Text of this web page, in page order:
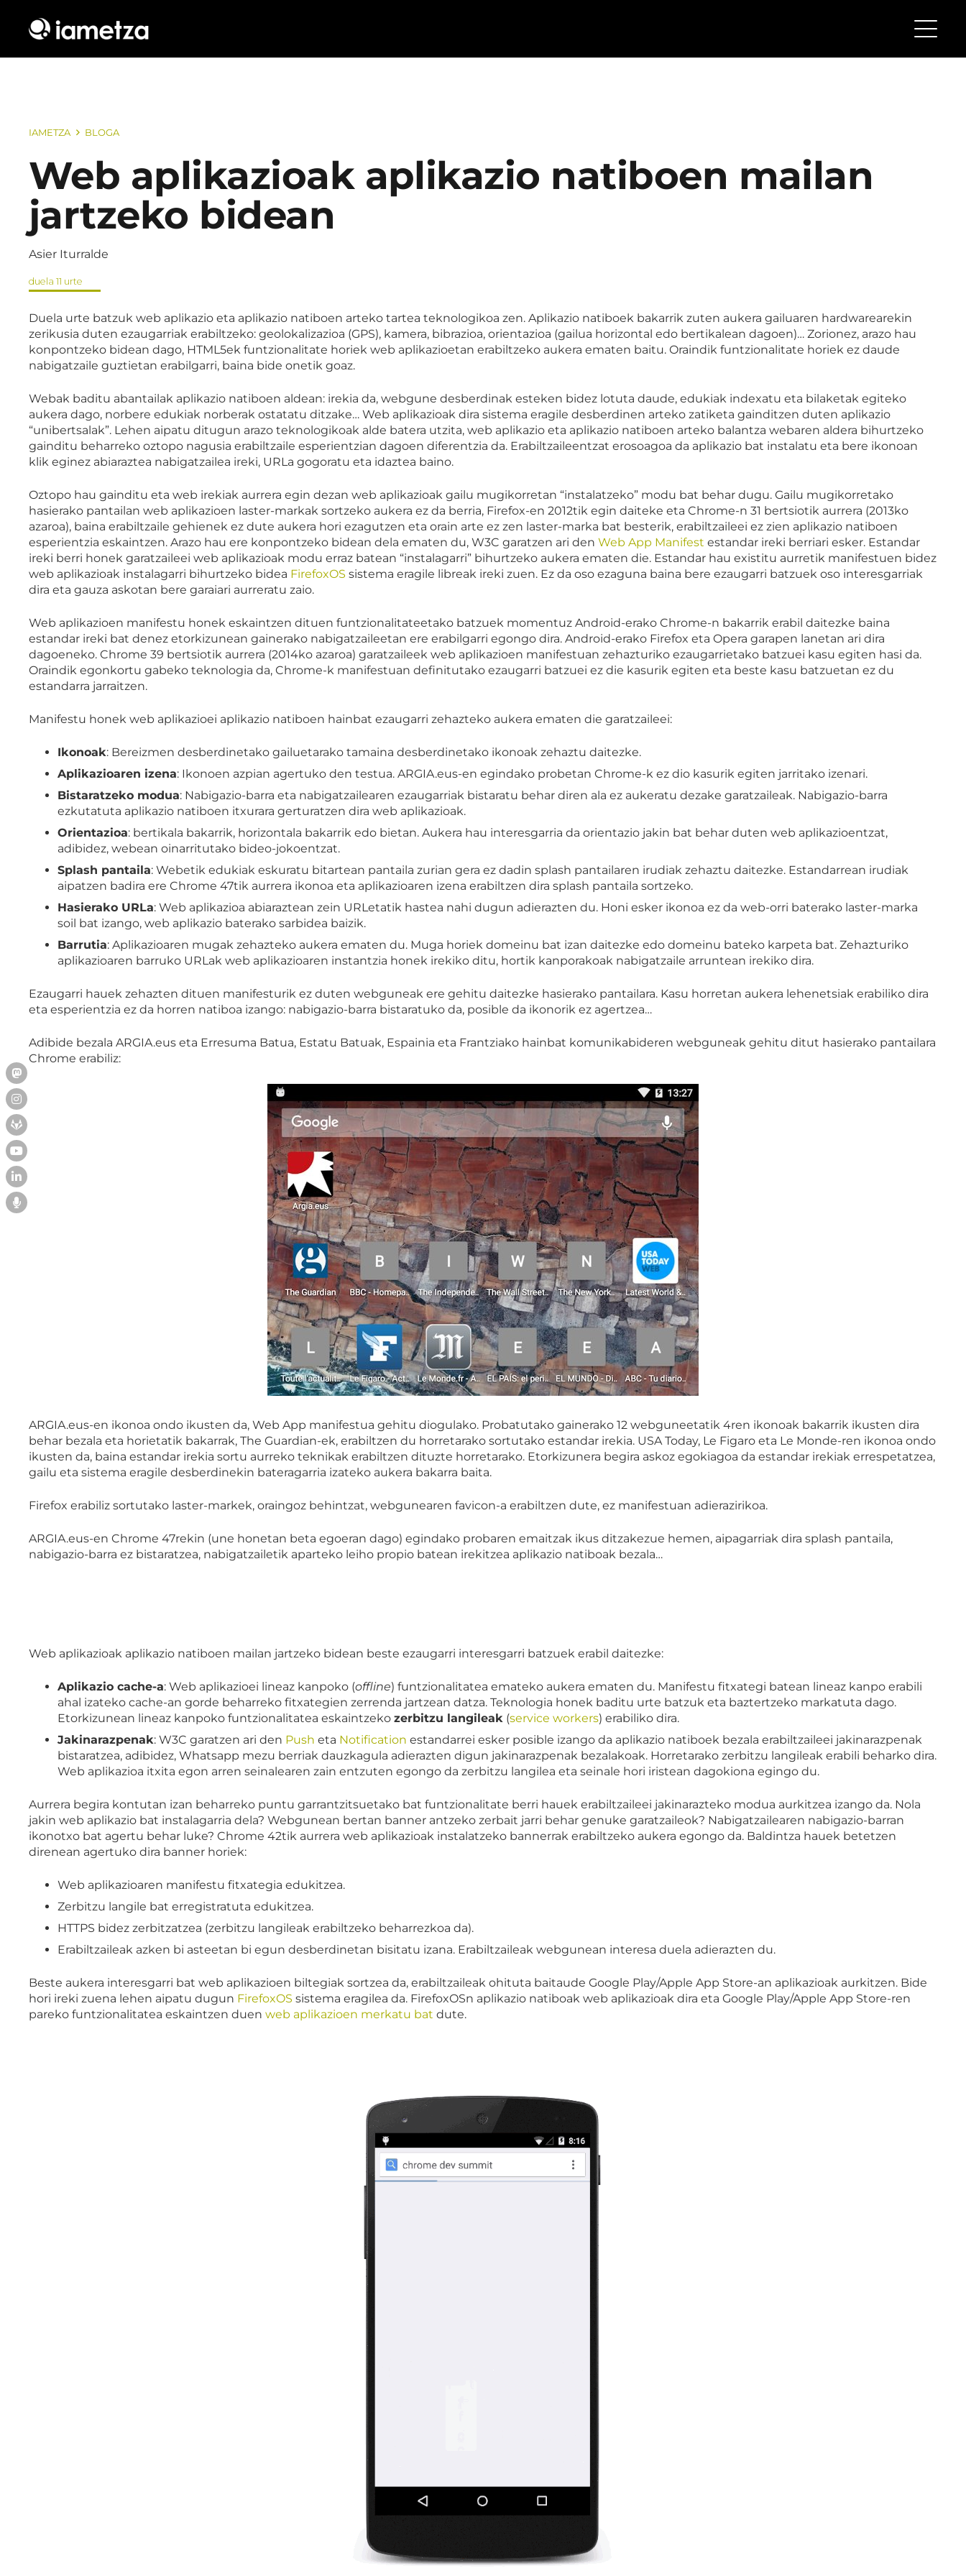
IAMETZA BLOGA
Web aplikazioak aplikazio natiboen mailan
jartzeko bidean
Asier Iturralde
duela 11 urte
Duela urte batzuk web aplikazio eta aplikazio natiboen arteko tartea teknologikoa zen. Aplikazio natiboek bakarrik zuten aukera gailuaren hardwarearekin
zerikusia duten ezaugarriak erabiltzeko: geolokalizazioa (GPS), kamera, bibrazioa, orientazioa (gailua horizontal edo bertikalean dagoen)… Zorionez, arazo hau
konpontzeko bidean dago, HTML5ek funtzionalitate horiek web aplikazioetan erabiltzeko aukera ematen baitu. Oraindik funtzionalitate horiek ez daude
nabigatzaile guztietan erabilgarri, baina bide onetik goaz.
Webak baditu abantailak aplikazio natiboen aldean: irekia da, webgune desberdinak esteken bidez lotuta daude, edukiak indexatu eta bilaketak egiteko
aukera dago, norbere edukiak norberak ostatatu ditzake… Web aplikazioak dira sistema eragile desberdinen arteko zatiketa gainditzen duten aplikazio
“unibertsalak”. Lehen aipatu ditugun arazo teknologikoak alde batera utzita, web aplikazio eta aplikazio natiboen arteko balantza webaren aldera bihurtzeko
gainditu beharreko oztopo nagusia erabiltzaile esperientzian dagoen diferentzia da. Erabiltzaileentzat erosoagoa da aplikazio bat instalatu eta bere ikonoan
klik eginez abiaraztea nabigatzailea ireki, URLa gogoratu eta idaztea baino.
Oztopo hau gainditu eta web irekiak aurrera egin dezan web aplikazioak gailu mugikorretan “instalatzeko” modu bat behar dugu. Gailu mugikorretako
hasierako pantailan web aplikazioen laster-markak sortzeko aukera ez da berria, Firefox-en 2012tik egin daiteke eta Chrome-n 31 bertsiotik aurrera (2013ko
azaroa), baina erabiltzaile gehienek ez dute aukera hori ezagutzen eta orain arte ez zen laster-marka bat besterik, erabiltzaileei ez zien aplikazio natiboen
esperientzia eskaintzen. Arazo hau ere konpontzeko bidean dela ematen du, W3C garatzen ari den Web App Manifest estandar ireki berriari esker. Estandar
ireki berri honek garatzaileei web aplikazioak modu erraz batean “instalagarri” bihurtzeko aukera ematen die. Estandar hau existitu aurretik manifestuen bidez
web aplikazioak instalagarri bihurtzeko bidea FirefoxOS sistema eragile libreak ireki zuen. Ez da oso ezaguna baina bere ezaugarri batzuek oso interesgarriak
dira eta gauza askotan bere garaiari aurreratu zaio.
Web aplikazioen manifestu honek eskaintzen dituen funtzionalitateetako batzuek momentuz Android-erako Chrome-n bakarrik erabil daitezke baina
estandar ireki bat denez etorkizunean gainerako nabigatzaileetan ere erabilgarri egongo dira. Android-erako Firefox eta Opera garapen lanetan ari dira
dagoeneko. Chrome 39 bertsiotik aurrera (2014ko azaroa) garatzaileek web aplikazioen manifestuan zehazturiko ezaugarrietako batzuei kasu egiten hasi da.
Oraindik egonkortu gabeko teknologia da, Chrome-k manifestuan definitutako ezaugarri batzuei ez die kasurik egiten eta beste kasu batzuetan ez du
estandarra jarraitzen.
Manifestu honek web aplikazioei aplikazio natiboen hainbat ezaugarri zehazteko aukera ematen die garatzaileei:
Ikonoak: Bereizmen desberdinetako gailuetarako tamaina desberdinetako ikonoak zehaztu daitezke.
Aplikazioaren izena: Ikonoen azpian agertuko den testua. ARGIA.eus-en egindako probetan Chrome-k ez dio kasurik egiten jarritako izenari.
Bistaratzeko modua: Nabigazio-barra eta nabigatzailearen ezaugarriak bistaratu behar diren ala ez aukeratu dezake garatzaileak. Nabigazio-barra
ezkutatuta aplikazio natiboen itxurara gerturatzen dira web aplikazioak.
Orientazioa: bertikala bakarrik, horizontala bakarrik edo bietan. Aukera hau interesgarria da orientazio jakin bat behar duten web aplikazioentzat,
adibidez, webean oinarritutako bideo-jokoentzat.
Splash pantaila: Webetik edukiak eskuratu bitartean pantaila zurian gera ez dadin splash pantailaren irudiak zehaztu daitezke. Estandarrean irudiak
aipatzen badira ere Chrome 47tik aurrera ikonoa eta aplikazioaren izena erabiltzen dira splash pantaila sortzeko.
Hasierako URLa: Web aplikazioa abiaraztean zein URLetatik hastea nahi dugun adierazten du. Honi esker ikonoa ez da web-orri baterako laster-marka
soil bat izango, web aplikazio baterako sarbidea baizik.
Barrutia: Aplikazioaren mugak zehazteko aukera ematen du. Muga horiek domeinu bat izan daitezke edo domeinu bateko karpeta bat. Zehazturiko
aplikazioaren barruko URLak web aplikazioaren instantzia honek irekiko ditu, hortik kanporakoak nabigatzaile arruntean irekiko dira.
Ezaugarri hauek zehazten dituen manifesturik ez duten webguneak ere gehitu daitezke hasierako pantailara. Kasu horretan aukera lehenetsiak erabiliko dira
eta esperientzia ez da horren natiboa izango: nabigazio-barra bistaratuko da, posible da ikonorik ez agertzea…
Adibide bezala ARGIA.eus eta Erresuma Batua, Estatu Batuak, Espainia eta Frantziako hainbat komunikabideren webguneak gehitu ditut hasierako pantailara
Chrome erabiliz:
ARGIA.eus-en ikonoa ondo ikusten da, Web App manifestua gehitu diogulako. Probatutako gainerako 12 webguneetatik 4ren ikonoak bakarrik ikusten dira
behar bezala eta horietatik bakarrak, The Guardian-ek, erabiltzen du horretarako sortutako estandar irekia. USA Today, Le Figaro eta Le Monde-ren ikonoa ondo
ikusten da, baina estandar irekia sortu aurreko teknikak erabiltzen dituzte horretarako. Etorkizunera begira askoz egokiagoa da estandar irekiak errespetatzea,
gailu eta sistema eragile desberdinekin bateragarria izateko aukera bakarra baita.
Firefox erabiliz sortutako laster-markek, oraingoz behintzat, webgunearen favicon-a erabiltzen dute, ez manifestuan adierazirikoa.
ARGIA.eus-en Chrome 47rekin (une honetan beta egoeran dago) egindako probaren emaitzak ikus ditzakezue hemen, aipagarriak dira splash pantaila,
nabigazio-barra ez bistaratzea, nabigatzailetik aparteko leiho propio batean irekitzea aplikazio natiboak bezala…
Web aplikazioak aplikazio natiboen mailan jartzeko bidean beste ezaugarri interesgarri batzuek erabil daitezke:
Aplikazio cache-a: Web aplikazioei lineaz kanpoko (offline) funtzionalitatea emateko aukera ematen du. Manifestu fitxategi batean lineaz kanpo erabili
ahal izateko cache-an gorde beharreko fitxategien zerrenda jartzean datza. Teknologia honek baditu urte batzuk eta baztertzeko markatuta dago.
Etorkizunean lineaz kanpoko funtzionalitatea eskaintzeko zerbitzu langileak (service workers) erabiliko dira.
Jakinarazpenak: W3C garatzen ari den Push eta Notification estandarrei esker posible izango da aplikazio natiboek bezala erabiltzaileei jakinarazpenak
bistaratzea, adibidez, Whatsapp mezu berriak dauzkagula adierazten digun jakinarazpenak bezalakoak. Horretarako zerbitzu langileak erabili beharko dira.
Web aplikazioa itxita egon arren seinalearen zain entzuten egongo da zerbitzu langilea eta seinale hori iristean dagokiona egingo du.
Aurrera begira kontutan izan beharreko puntu garrantzitsuetako bat funtzionalitate berri hauek erabiltzaileei jakinarazteko modua aurkitzea izango da. Nola
jakin web aplikazio bat instalagarria dela? Webgunean bertan banner antzeko zerbait jarri behar genuke garatzaileok? Nabigatzailearen nabigazio-barran
ikonotxo bat agertu behar luke? Chrome 42tik aurrera web aplikazioak instalatzeko bannerrak erabiltzeko aukera egongo da. Baldintza hauek betetzen
direnean agertuko dira banner horiek:
Web aplikazioaren manifestu fitxategia edukitzea.
Zerbitzu langile bat erregistratuta edukitzea.
HTTPS bidez zerbitzatzea (zerbitzu langileak erabiltzeko beharrezkoa da).
Erabiltzaileak azken bi asteetan bi egun desberdinetan bisitatu izana. Erabiltzaileak webgunean interesa duela adierazten du.
Beste aukera interesgarri bat web aplikazioen biltegiak sortzea da, erabiltzaileak ohituta baitaude Google Play/Apple App Store-an aplikazioak aurkitzen. Bide
hori ireki zuena lehen aipatu dugun FirefoxOS sistema eragilea da. FirefoxOSn aplikazio natiboak web aplikazioak dira eta Google Play/Apple App Store-ren
pareko funtzionalitatea eskaintzen duen web aplikazioen merkatu bat dute.